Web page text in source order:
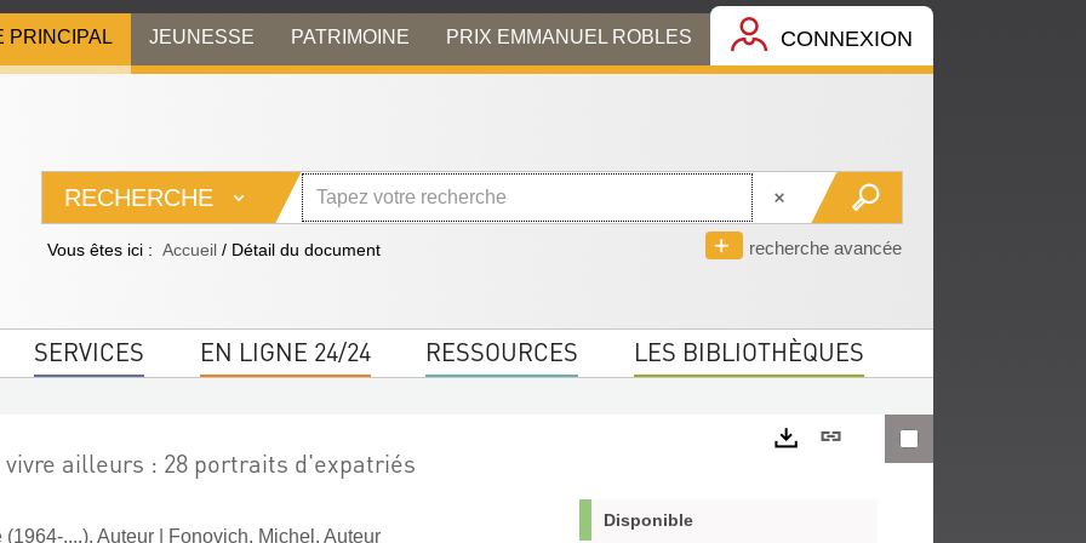
PRINCIPAL JEUNESSE PATRIMOINE PRIX EMMANUEL ROBLES CONNEXION
RECHERCHE
recherche avancée
Vous êtes ici : Accueil / Détail du document
SERVICES EN LIGNE 24/24 RESSOURCES LES BIBLIOTHÈQUES
ailleurs : 28 portraits d'expatriés
(1964-....). Auteur
Fonovich, Michel. Auteur
Lien
Disponible